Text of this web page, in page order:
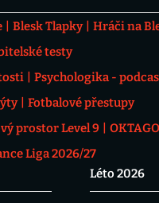
Blesk Tlapky Hráči na
testy
Psychologika -
Fotbalové přestupy
prostor Level 9
Liga 2026/27
Léto 2026